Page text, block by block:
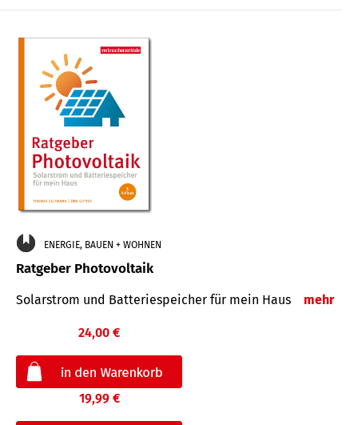
ENERGIE, BAUEN + WOHNEN
Ratgeber Photovoltaik
Solarstrom und Batteriespeicher für mein Haus mehr
24,00 €
19,99 €